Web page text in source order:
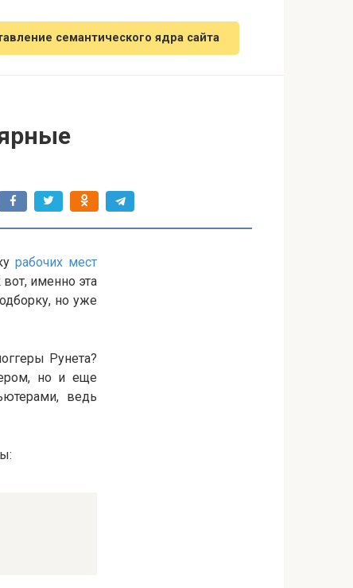
семантического ядра сайта
рабочих мест
вот, именно эта
но уже
Рунета?
но и еще
ведь